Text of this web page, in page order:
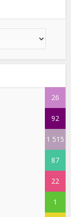
26
92
1 515
87
22
1